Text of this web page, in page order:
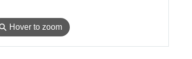
Hover to zoom